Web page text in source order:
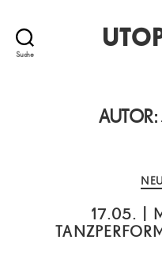
Suche
AUTOR:
17.05. |